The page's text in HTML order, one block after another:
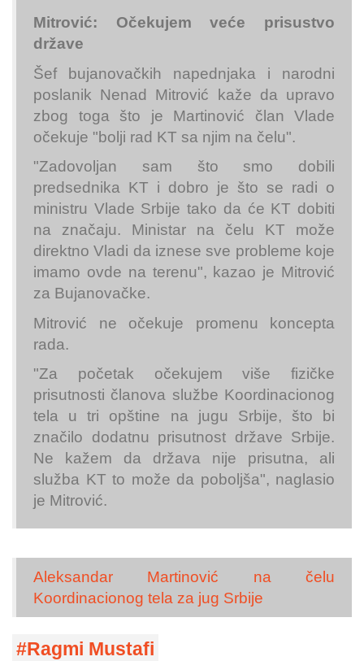
Mitrović: Očekujem veće prisustvo
države
Šef bujanovačkih napednjaka i narodni
poslanik Nenad Mitrović kaže da upravo
zbog toga što je Martinović član Vlade
očekuje "bolji rad KT sa njim na čelu".
"Zadovoljan sam što smo dobili
predsednika KT i dobro je što se radi o
ministru Vlade Srbije tako da će KT dobiti
na značaju. Ministar na čelu KT može
direktno Vladi da iznese sve probleme koje
imamo ovde na terenu", kazao je Mitrović
za Bujanovačke.
Mitrović ne očekuje promenu koncepta
rada.
"Za početak očekujem više fizičke
prisutnosti članova službe Koordinacionog
tela u tri opštine na jugu Srbije, što bi
značilo dodatnu prisutnost države Srbije.
Ne kažem da država nije prisutna, ali
služba KT to može da poboljša", naglasio
je Mitrović.
Aleksandar Martinović na čelu
Koordinacionog tela za jug Srbije
Ragmi Mustafi